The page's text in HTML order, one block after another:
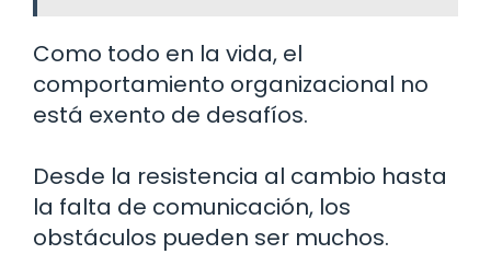
Como todo en la vida, el
comportamiento organizacional no
está exento de desafíos.
Desde la resistencia al cambio hasta
la falta de comunicación, los
obstáculos pueden ser muchos.